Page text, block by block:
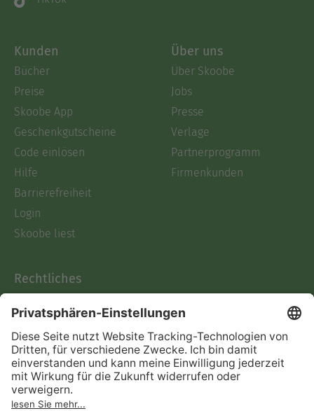
Kunden
Bücher
Preise
Skoobe App
Geschenkgutscheine
Code einlösen
Hilfe
Barrierefreiheit
Login
Skoobe liest
Über uns
Über Skoobe
Jobs
Presse
Verlage
Partnerprogramm
Firmenkunden
Rechtliches
AGB
Informationen nach Data
Act
Verträge hier kündigen
Impressum